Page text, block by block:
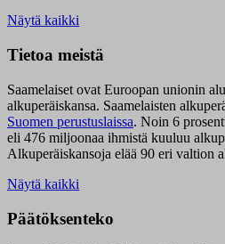
Näytä kaikki
Tietoa meistä
Saamelaiset ovat Euroopan unionin
alkuperäiskansa. Saamelaisten
Suomen perustuslaissa. Noin 6
eli 476 miljoonaa ihmistä kuuluu
Alkuperäiskansoja elää 90 eri valtion
Näytä kaikki
Päätöksenteko